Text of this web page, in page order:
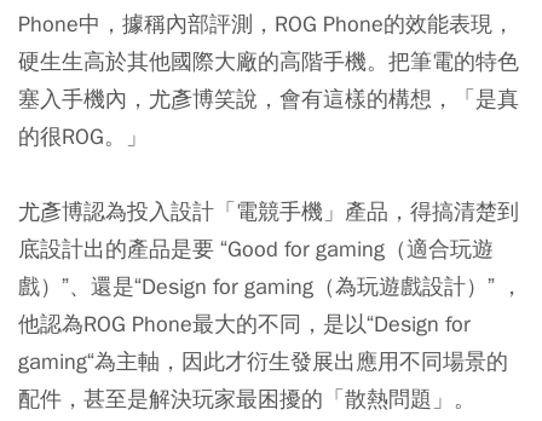
Phone中，據稱內部評測，ROG Phone的效能表現，
硬生生高於其他國際大廠的高階手機。把筆電的特色
塞入手機內，尤彥博笑說，會有這樣的構想，「是真
的很ROG。」
尤彥博認為投入設計「電競手機」產品，得搞清楚到
底設計出的產品是要 “Good for gaming（適合玩遊
戲）”、還是“Design for gaming（為玩遊戲設計）” ，
他認為ROG Phone最大的不同，是以“Design for
gaming“為主軸，因此才衍生發展出應用不同場景的
配件，甚至是解決玩家最困擾的「散熱問題」。